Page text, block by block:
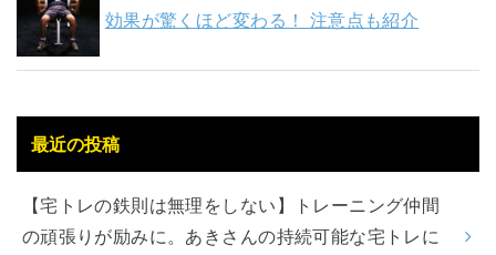
効果が驚くほど変わる！ 注意点も紹介
最近の投稿
【宅トレの鉄則は無理をしない】トレーニング仲間
の頑張りが励みに。あきさんの持続可能な宅トレに